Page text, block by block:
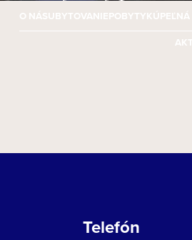
O NÁSUBYTOVANIEPOBYTY
Telefón